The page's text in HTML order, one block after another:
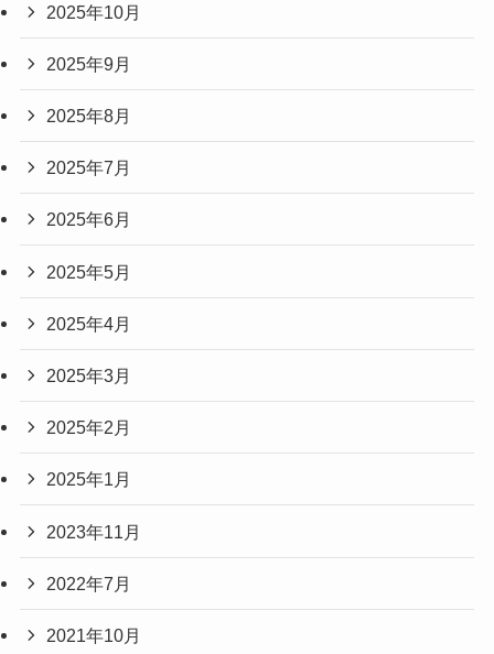
2025年10月
2025年9月
2025年8月
2025年7月
2025年6月
2025年5月
2025年4月
2025年3月
2025年2月
2025年1月
2023年11月
2022年7月
2021年10月